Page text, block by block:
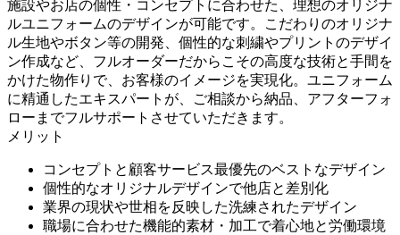
施設やお店の個性・コンセプトに合わせた、理想のオリジナ
ルユニフォームのデザインが可能です。こだわりのオリジナ
ル生地やボタン等の開発、個性的な刺繍やプリントのデザイ
ン作成など、フルオーダーだからこその高度な技術と手間を
かけた物作りで、お客様のイメージを実現化。ユニフォーム
に精通したエキスパートが、ご相談から納品、アフターフォ
ローまでフルサポートさせていただきます。
メリット
コンセプトと顧客サービス最優先のベストなデザイン
個性的なオリジナルデザインで他店と差別化
業界の現状や世相を反映した洗練されたデザイン
職場に合わせた機能的素材・加工で着心地と労働環境